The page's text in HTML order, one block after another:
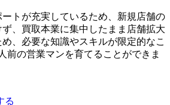
トが充実しているため、 新規店舗の
、買取本業に集中したまま店舗拡大
、必要な知識やスキルが限定的なこ
前の営業マンを育てることができま
る